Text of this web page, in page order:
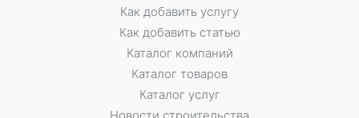
Как добавить услугу
Как добавить статью
Каталог компаний
Каталог товаров
Каталог услуг